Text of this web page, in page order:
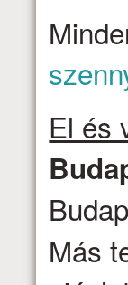
El és
Más